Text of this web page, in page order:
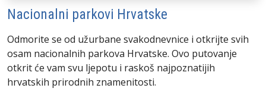
Nacionalni parkovi Hrvatske
Odmorite se od užurbane svakodnevnice i otkrijte svih
osam nacionalnih parkova Hrvatske. Ovo putovanje
otkrit će vam svu ljepotu i raskoš najpoznatijih
hrvatskih prirodnih znamenitosti.